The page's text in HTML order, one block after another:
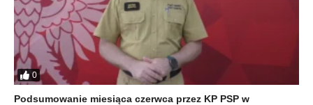
0
Podsumowanie miesiąca czerwca przez KP PSP w